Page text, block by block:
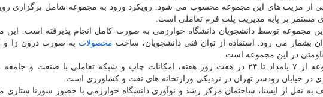
از مزیت های این مجموعه محسوب می شود. رویکرد ورود به مجموعه شامل برگزاری
مستمر بر پایه مدیریت پلت فرم تعاملی است.
مجموعه توسط دانشجویان دانشگاه خوارزمی به صورت کامل انجام پذیرفته است.
بشمار می رود. استفاده از توان فنی دانشجویان، ساخت محصولات به صورت درون زا و
در این مجموعه است.
ساعت کار این مجموعه از ۷ بامداد تا ۲۴ در هفت روز هفته، امکانات چاپ و شبکه تعاملی با
در خیابان رودسر تهران در نزدیکی وزارتخانه های نفت و کشاورزی است.
به نقل از ایسنا، ساختمان مرکز رشد و نوآوری دانشگاه خوارزمی با حضور سورنا ستاری